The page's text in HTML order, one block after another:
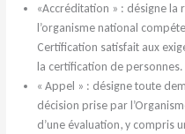
«Accréditation » : désigne
l’organisme national
Certification satisfait aux
la certification de personnes.
« Appel » : désigne toute
décision prise par
d’une évaluation, y compris